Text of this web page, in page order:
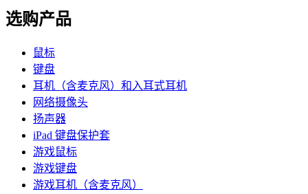
选购产品
鼠标
键盘
耳机（含麦克风）和入耳式耳机
网络摄像头
扬声器
iPad 键盘保护套
游戏鼠标
游戏键盘
游戏耳机（含麦克风）